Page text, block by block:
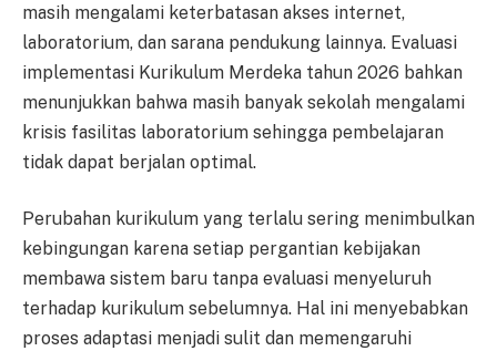
masih mengalami keterbatasan akses internet,
laboratorium, dan sarana pendukung lainnya. Evaluasi
implementasi Kurikulum Merdeka tahun 2026 bahkan
menunjukkan bahwa masih banyak sekolah mengalami
krisis fasilitas laboratorium sehingga pembelajaran
tidak dapat berjalan optimal.
Perubahan kurikulum yang terlalu sering menimbulkan
kebingungan karena setiap pergantian kebijakan
membawa sistem baru tanpa evaluasi menyeluruh
terhadap kurikulum sebelumnya. Hal ini menyebabkan
proses adaptasi menjadi sulit dan memengaruhi